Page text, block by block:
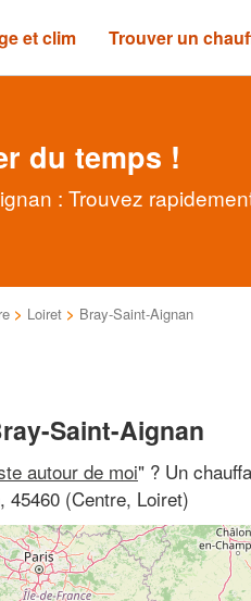
et clim Trouver un
du temps !
: Trouvez
> Loiret > Bray-Saint-Aignan
Saint-Aignan
autour de moi" ? Un
45460 (Centre, Loiret)